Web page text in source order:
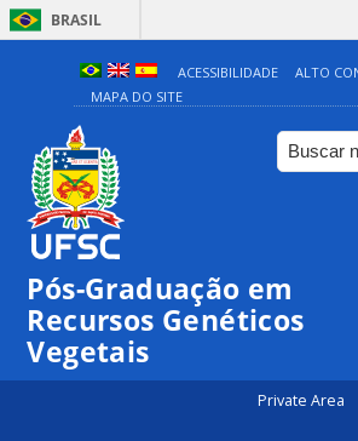
BRASIL
ACESSIBILIDADE
ALTO
MAPA DO SITE
Pós-Graduação em
Recursos Genéticos
Vegetais
Private Area